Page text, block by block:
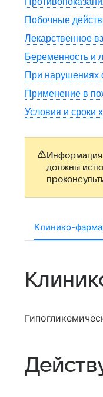
Побочные
Лекарственное
Беременность и
При нарушениях
Применение в
Условия и сроки
Информация
должны
Клинико-